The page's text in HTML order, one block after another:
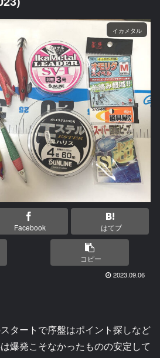
イカメタル
Facebook はてブ
コピー
2023.09.06
タートで序盤はポイント探しなど
爆発こそなかったものの安定して